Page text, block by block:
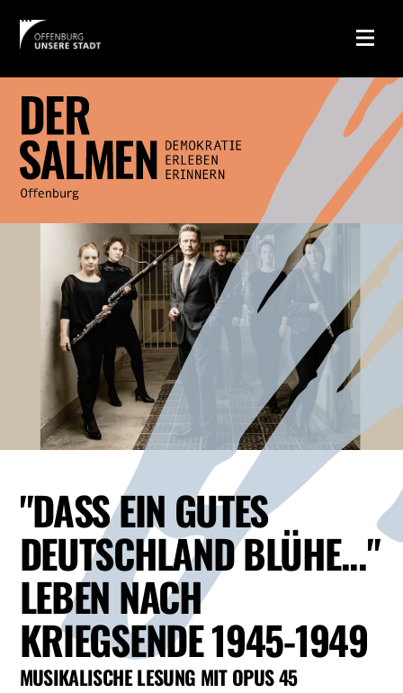
"DASS EIN GUTES
DEUTSCHLAND BLÜHE..."
LEBEN NACH
KRIEGSENDE 1945-1949
MUSIKALISCHE LESUNG MIT OPUS 45